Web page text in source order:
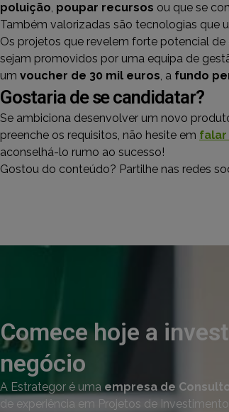
poluição, poupar recursos ou que se
Também valorizadas são tecnologias que
Os projetos que revelem forte potencial
sejam promovidos por uma equipa de
um voucher de 30 mil euros, a fundo
Gostaria de se candidatar?
Se ambiciona desenvolver um novo
preenche os requisitos, não hesite em falar
aconselhá-lo rumo ao sucesso!
Gostou do conteúdo? Partilhe nas redes
Comece hoje a
negócio
A Estrategor é uma empresa de
de experiência em Projetos de